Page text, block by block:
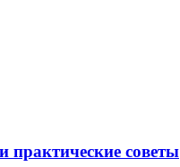
советы